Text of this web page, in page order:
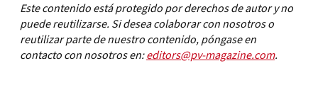
Este contenido está protegido por derechos de autor y no
puede reutilizarse. Si desea colaborar con nosotros o
reutilizar parte de nuestro contenido, póngase en
contacto con nosotros en:editors@pv-magazine.com.